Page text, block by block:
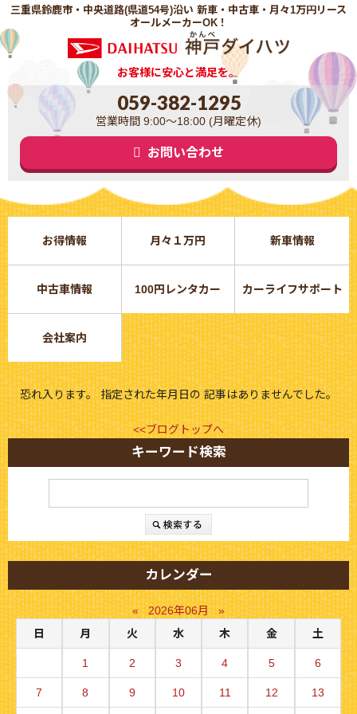
三重県鈴鹿市・中央道路(県道54号)沿い 新車・中古車・月々1万円リース
オールメーカーOK！
お客様に安心と満足を。
059-382-1295
営業時間 9:00～18:00 (月曜定休)
お問い合わせ
お得情報 月々１万円 新車情報
中古車情報 100円レンタカー カーライフサポート
会社案内
恐れ入ります。 指定された年月日の 記事はありませんでした。
<<ブログトップへ
キーワード検索
カレンダー
« 2026年06月
»
日
月 火 水 木 金 土
1 2 3 4 5 6
7 8 9 10 11 12 13